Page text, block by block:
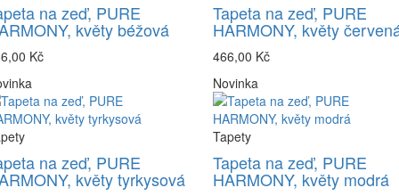
na zeď, PURE
květy béžová
Kč
Tapeta na zeď, PURE
HARMONY, květy
466,00 Kč
na zeď, PURE
květy tyrkysová
Novinka
Tapety
Tapeta na zeď, PURE
HARMONY, květy modrá